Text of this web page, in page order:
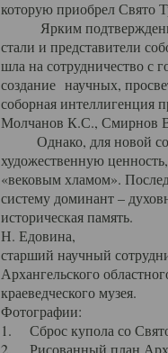
которую приобрел Свято
Ярким
стали и представители
шла на сотрудничество с
создание научных,
соборная интеллигенция
Молчанов К.С., Смирнов
Однако, для новой
художественную
«вековым хламом».
систему доминант –
историческая память.
Н. Едовина,
старший научный
Архангельского
краеведческого музея.
Фотографии:
1. Сброс купола со
2. Рисованный план